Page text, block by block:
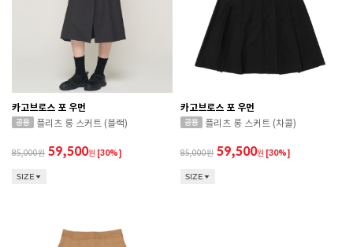
카고브로스 포 우먼
플리츠 롱 스커트 (블랙)
85,000 59,500원 [30%]
SIZE
카고브로스 포 우먼
플리츠 롱 스커트 (차콜)
85,000 59,500원 [30%]
SIZE